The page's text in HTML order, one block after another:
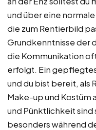
und über eine
die zum Rentierbild
Grundkenntnisse der
die Kommunikation
erfolgt. Ein
und du bist bereit, als
Make-up und Kostüm
und Pünktlichkeit
besonders während